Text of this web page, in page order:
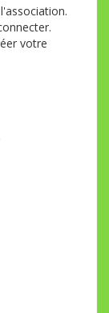
votre